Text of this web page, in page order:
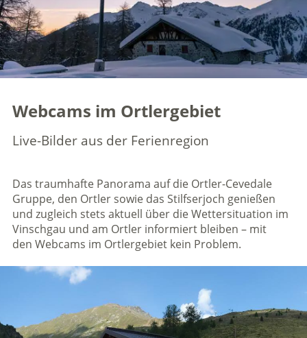
Webcams im ​Ortlergebiet
Live-Bilder aus der Ferienregion
Das traumhafte Panorama auf die Ortler-Cevedale
Gruppe, den Ortler sowie das Stilfserjoch genießen
und zugleich stets aktuell über die Wettersituation im
Vinschgau und am Ortler informiert bleiben – mit
den Webcams im Ortlergebiet kein Problem.